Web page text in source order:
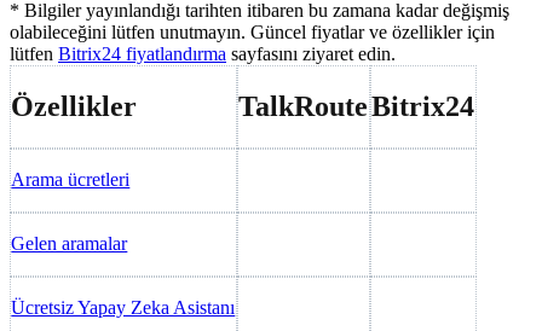
* Bilgiler yayınlandığı tarihten itibaren bu zamana kadar değişmiş
olabileceğini lütfen unutmayın. Güncel fiyatlar ve özellikler için
lütfen Bitrix24 fiyatlandırma sayfasını ziyaret edin.
Özellikler TalkRouteBitrix24
Arama ücretleri
Gelen aramalar
Ücretsiz Yapay Zeka Asistanı